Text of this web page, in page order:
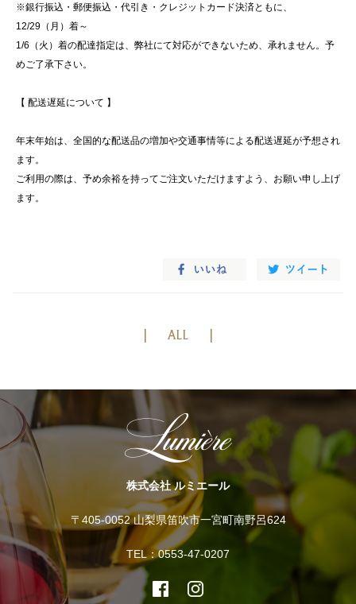
※銀行振込・郵便振込・代引き・クレジットカード決済ともに、
12/29（月）着～
1/6（火）着の配達指定は、弊社にて対応ができないため、承れません。予
めご了承下さい。
【 配送遅延について 】
年末年始は、全国的な配送品の増加や交通事情等による配送遅延が予想され
ます。
ご利用の際は、予め余裕を持ってご注文いただけますよう、お願い申し上げ
ます。
ALL
株式会社 ルミエール
〒405-0052 山梨県笛吹市一宮町南野呂624
TEL：0553-47-0207